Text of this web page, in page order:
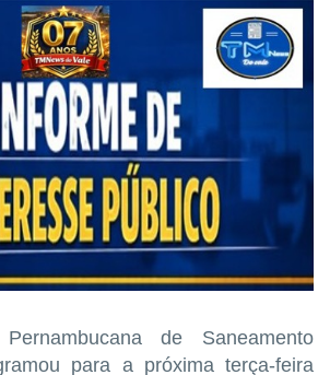
de Saneamento
para a próxima terça-feira